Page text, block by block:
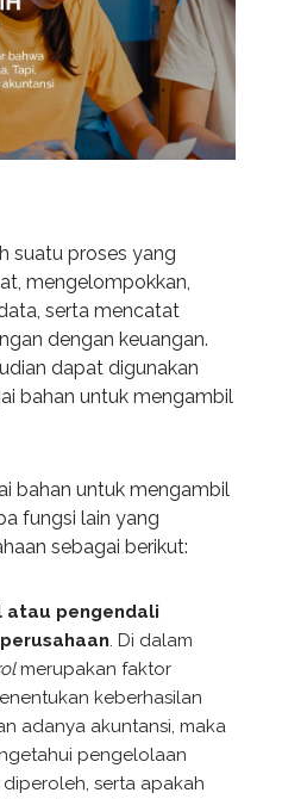
suatu proses yang
mengelompokkan,
serta mencatat
dengan keuangan.
dapat digunakan
bahan untuk mengambil
bahan untuk mengambil
fungsi lain yang
sebagai berikut:
atau pengendali
. Di dalam
merupakan faktor
keberhasilan
adanya akuntansi, maka
pengelolaan
serta apakah